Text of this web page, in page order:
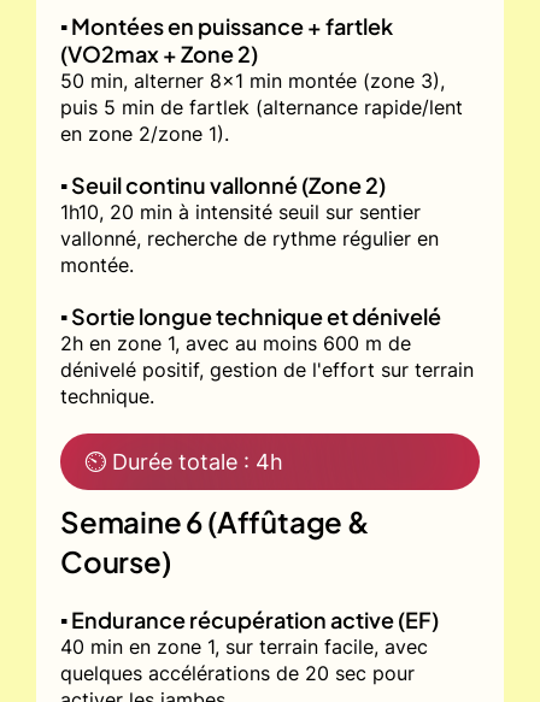
▪️ Montées en puissance + fartlek
(VO2max + Zone 2)
50 min, alterner 8x1 min montée (zone 3),
puis 5 min de fartlek (alternance rapide/lent
en zone 2/zone 1).
▪️ Seuil continu vallonné (Zone 2)
1h10, 20 min à intensité seuil sur sentier
vallonné, recherche de rythme régulier en
montée.
▪️ Sortie longue technique et dénivelé
2h en zone 1, avec au moins 600 m de
dénivelé positif, gestion de l'effort sur terrain
technique.
⏲ Durée totale : 4h
Semaine 6 (Affûtage &
Course)
▪️ Endurance récupération active (EF)
40 min en zone 1, sur terrain facile, avec
quelques accélérations de 20 sec pour